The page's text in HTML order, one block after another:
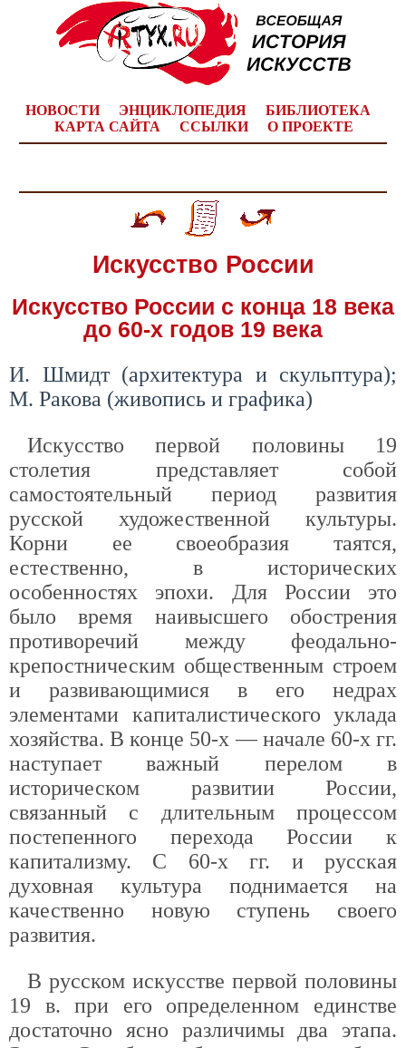
НОВОСТИ ЭНЦИКЛОПЕДИЯ
БИБЛИОТЕКА
КАРТА САЙТА
ССЫЛКИ О ПРОЕКТЕ
Искусство России
Искусство России с конца 18 века
до 60-х годов 19 века
И. Шмидт (архитектура и скульптура);
М. Ракова (живопись и графика)
Искусство первой половины 19
столетия представляет собой
самостоятельный период развития
русской художественной культуры.
Корни ее своеобразия таятся,
естественно, в исторических
особенностях эпохи. Для России это
было время наивысшего обострения
противоречий между феодально-
крепостническим общественным строем
и развивающимися в его недрах
элементами капиталистического уклада
хозяйства. В конце 50-х — начале 60-х гг.
наступает важный перелом в
историческом развитии России,
связанный с длительным процессом
постепенного перехода России к
капитализму. С 60-х гг. и русская
духовная культура поднимается на
качественно новую ступень своего
развития.
В русском искусстве первой половины
19 в. при его определенном единстве
достаточно ясно различимы два этапа.